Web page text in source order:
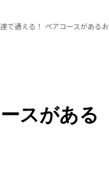
る！ ペアコースがあるおすすめパーソナルジム5選
スがある